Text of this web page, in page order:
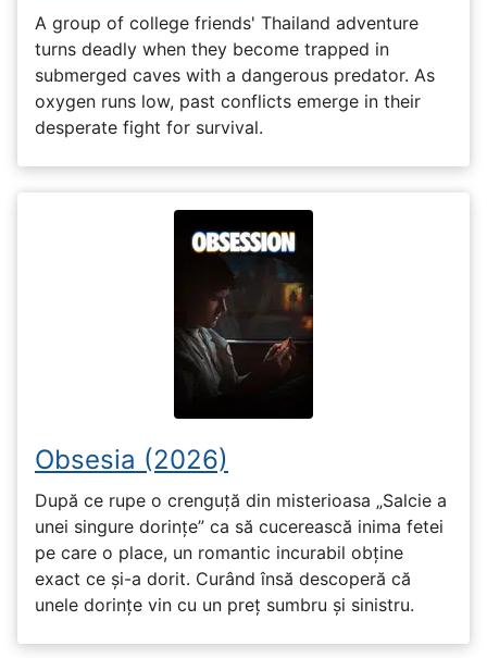
A group of college friends' Thailand adventure
turns deadly when they become trapped in
submerged caves with a dangerous predator. As
oxygen runs low, past conflicts emerge in their
desperate fight for survival.
Obsesia (2026)
După ce rupe o crenguță din misterioasa „Salcie a
unei singure dorințe” ca să cucerească inima fetei
pe care o place, un romantic incurabil obține
exact ce și-a dorit. Curând însă descoperă că
unele dorințe vin cu un preț sumbru și sinistru.